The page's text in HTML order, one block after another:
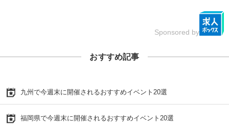
Sponsored by
おすすめ記事
九州で今週末に開催されるおすすめイベント20選
福岡県で今週末に開催されるおすすめイベント20選